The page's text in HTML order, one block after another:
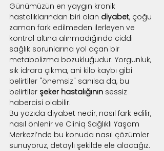
Günümüzün en yaygın kronik
hastalıklarından biri olan diyabet, çoğu
zaman fark edilmeden ilerleyen ve
kontrol altına alınmadığında ciddi
sağlık sorunlarına yol açan bir
metabolizma bozukluğudur. Yorgunluk,
sık idrara çıkma, ani kilo kaybı gibi
belirtiler "önemsiz" sanılsa da, bu
belirtiler şeker hastalığının sessiz
habercisi olabilir.
Bu yazıda diyabet nedir, nasıl fark edilir,
nasıl önlenir ve Cliniq Sağlıklı Yaşam
Merkezi’nde bu konuda nasıl çözümler
sunuyoruz, detaylı şekilde ele alacağız.